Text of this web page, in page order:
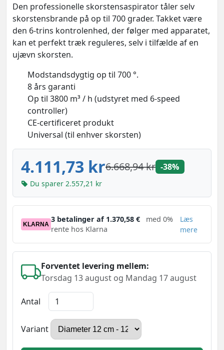
Den professionelle skorstensaspirator tåler selv
skorstensbrande på op til 700 grader. Takket være
den 6-trins kontrolenhed, der følger med apparatet,
kan et perfekt træk reguleres, selv i tilfælde af en
ujævn skorsten.
Modstandsdygtig op til 700 °.
8 års garanti
Op til 3800 m³ / h (udstyret med 6-speed
controller)
CE-certificeret produkt
Universal (til enhver skorsten)
4.111,73 kr6.668,94 kr -38%
Du sparer 2.557,21 kr
KLARNA
3 betalinger af 1.370,58 €
med 0%
rente hos Klarna
Læs
mere
Forventet levering mellem:
Torsdag 13 august og Mandag 17 august
Antal
Variant